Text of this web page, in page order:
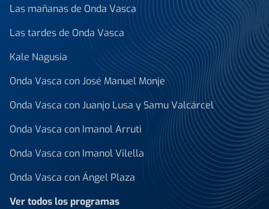
Las mañanas de Onda Vasca
Las tardes de Onda Vasca
Kale Nagusia
Onda Vasca con José Manuel Monje
Onda Vasca con Juanjo Lusa y Samu Valcárcel
Onda Vasca con Imanol Arruti
Onda Vasca con Imanol Vilella
Onda Vasca con Ángel Plaza
Ver todos los programas